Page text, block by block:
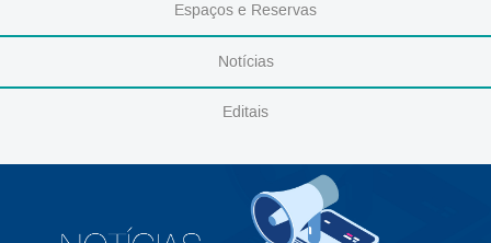
Espaços e Reservas
Notícias
Editais